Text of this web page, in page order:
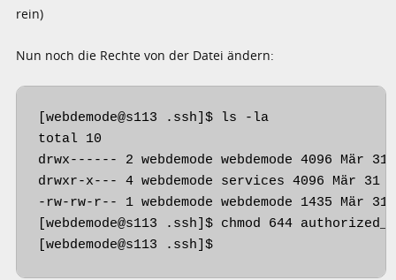
rein)
Nun noch die Rechte von der Datei ändern:
[webdemode@s113 .ssh]$ ls -la
total 10
drwx------ 2 webdemode webdemode 4096 Mär
drwxr-x--- 4 webdemode services 4096 Mär 31
-rw-rw-r-- 1 webdemode webdemode 1435 Mär
[webdemode@s113 .ssh]$ chmod 644
[webdemode@s113 .ssh]$